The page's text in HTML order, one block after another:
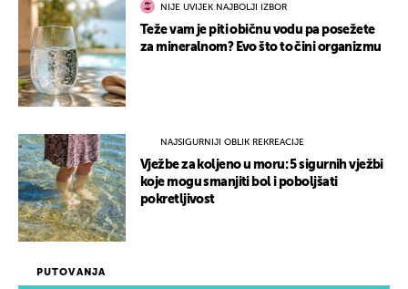
PUTOVANJA
NIJE UVIJEK NAJBOLJI IZBOR
Teže vam je piti običnu vodu pa posežete
za mineralnom? Evo što to čini organizmu
NAJSIGURNIJI OBLIK REKREACIJE
Vježbe za koljeno u moru: 5 sigurnih vježbi
koje mogu smanjiti bol i poboljšati
pokretljivost